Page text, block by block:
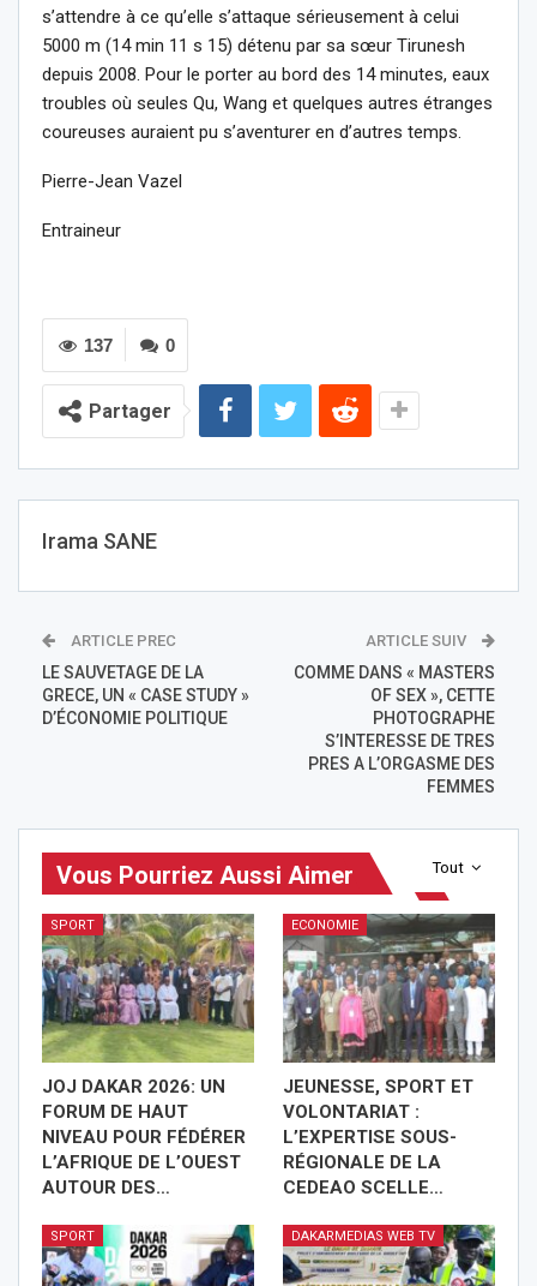
s’attendre à ce qu’elle s’attaque sérieusement à celui
5000 m (14 min 11 s 15) détenu par sa sœur Tirunesh
depuis 2008. Pour le porter au bord des 14 minutes, eaux
troubles où seules Qu, Wang et quelques autres étranges
coureuses auraient pu s’aventurer en d’autres temps.
Pierre-Jean Vazel
Entraineur
0
137
Partager
Irama SANE
ARTICLE PREC
LE SAUVETAGE DE LA
GRECE, UN « CASE STUDY »
D’ÉCONOMIE POLITIQUE
ARTICLE SUIV
COMME DANS « MASTERS
OF SEX », CETTE
PHOTOGRAPHE
S’INTERESSE DE TRES
PRES A L’ORGASME DES
FEMMES
Tout
Vous Pourriez Aussi Aimer
SPORT
JOJ DAKAR 2026: UN
FORUM DE HAUT
NIVEAU POUR FÉDÉRER
L’AFRIQUE DE L’OUEST
AUTOUR DES…
ECONOMIE
JEUNESSE, SPORT ET
VOLONTARIAT :
L’EXPERTISE SOUS-
RÉGIONALE DE LA
CEDEAO SCELLE…
SPORT DAKARMEDIAS WEB TV